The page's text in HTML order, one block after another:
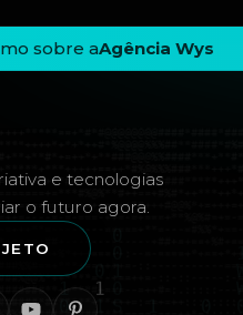
Wys
sobre aAgência Wys
e tecnologias
o futuro agora.